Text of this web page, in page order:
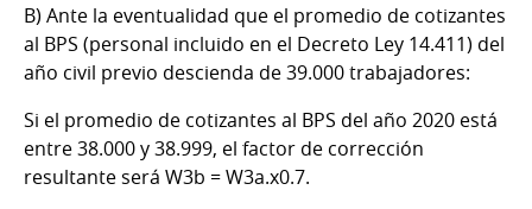
B) Ante la eventualidad que el promedio de cotizantes
al BPS (personal incluido en el Decreto Ley 14.411) del
año civil previo descienda de 39.000 trabajadores:
Si el promedio de cotizantes al BPS del año 2020 está
entre 38.000 y 38.999, el factor de corrección
resultante será W3b = W3a.x0.7.